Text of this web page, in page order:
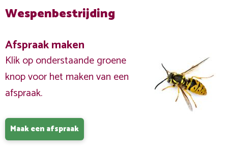
Wespenbestrijding
Afspraak maken
Klik op onderstaande groene
knop voor het maken van een
afspraak.
Maak een afspraak